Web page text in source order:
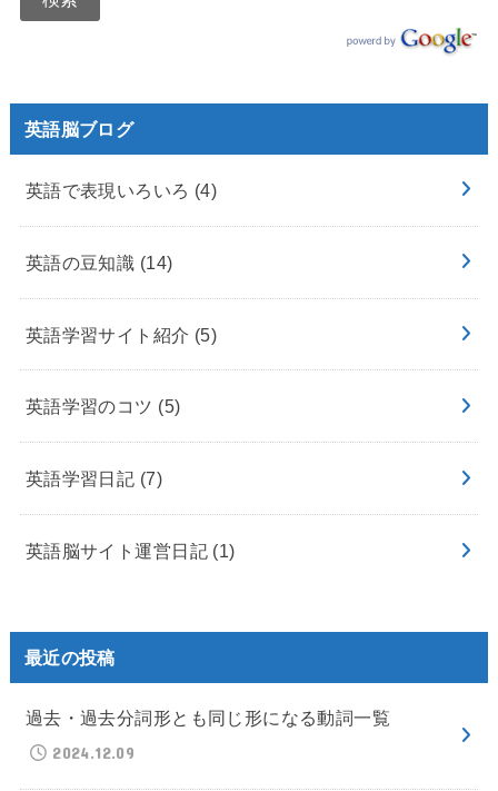
英語脳ブログ
英語で表現いろいろ (4)
英語の豆知識 (14)
英語学習サイト紹介 (5)
英語学習のコツ (5)
英語学習日記 (7)
英語脳サイト運営日記 (1)
最近の投稿
過去・過去分詞形とも同じ形になる動詞一覧
2024.12.09